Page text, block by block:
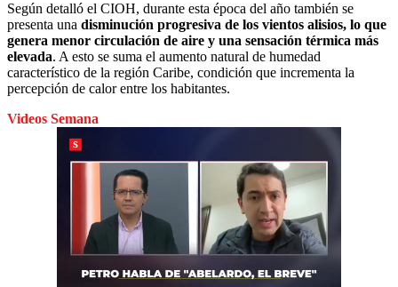
Según detalló el CIOH, durante esta época del año también se
presenta una disminución progresiva de los vientos alisios, lo que
genera menor circulación de aire y una sensación térmica más
elevada. A esto se suma el aumento natural de humedad
característico de la región Caribe, condición que incrementa la
percepción de calor entre los habitantes.
Videos Semana